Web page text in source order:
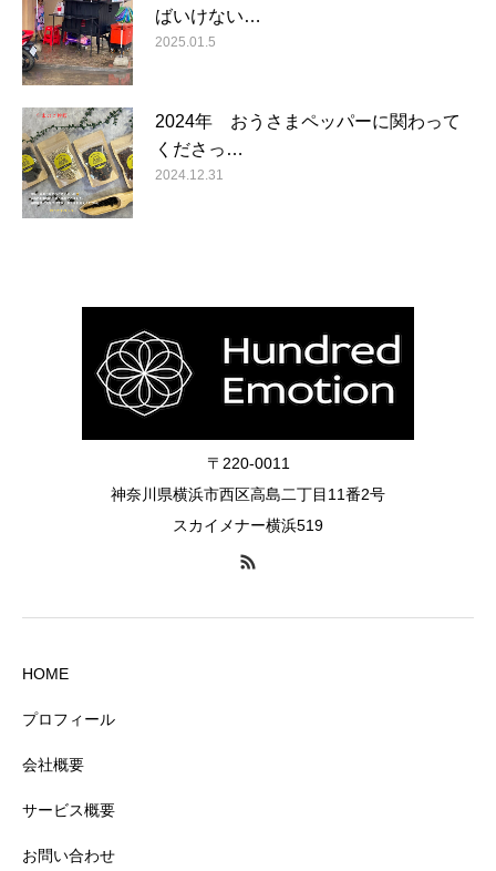
ばいけない…
2025.01.5
2024年 おうさまペッパーに関わって
くださっ…
2024.12.31
〒220-0011
神奈川県横浜市西区高島二丁目11番2号
スカイメナー横浜519
HOME
プロフィール
会社概要
サービス概要
お問い合わせ